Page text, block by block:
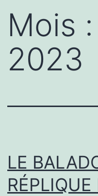
Mois :
2023
LE
RÉPLIQUE